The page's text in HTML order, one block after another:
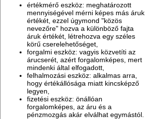
értékmérő eszköz: meghatározott
mennyiségével mérni képes más áruk
értékét, ezzel úgymond "közös
nevezőre" hozva a különböző fajta
áruk értékét, létrehozva egy széles
körű cserelehetőséget,
forgalmi eszköz: vagyis közvetíti az
árucserét, azért forgalomképes, mert
mindenki által elfogadott,
felhalmozási eszköz: alkalmas arra,
hogy értékállósága miatt kincsképző
legyen,
fizetési eszköz: önállóan
forgalomképes, az áru és a
pénzmozgás akár elválhat egymástól.